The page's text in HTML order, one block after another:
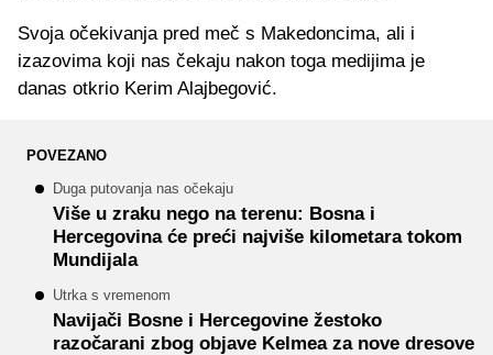
Svoja očekivanja pred meč s Makedoncima, ali i
izazovima koji nas čekaju nakon toga medijima je
danas otkrio Kerim Alajbegović.
POVEZANO
Duga putovanja nas očekaju
Više u zraku nego na terenu: Bosna i
Hercegovina će preći najviše kilometara tokom
Mundijala
Utrka s vremenom
Navijači Bosne i Hercegovine žestoko
razočarani zbog objave Kelmea za nove dresove